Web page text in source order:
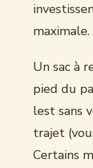
maximale.
Un sac à
pied du
lest sans
trajet
Certains